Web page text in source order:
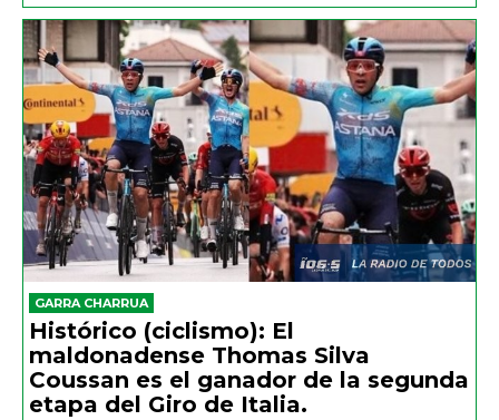
GARRA CHARRUA
Histórico (ciclismo): El
maldonadense Thomas Silva
Coussan es el ganador de la segunda
etapa del Giro de Italia.